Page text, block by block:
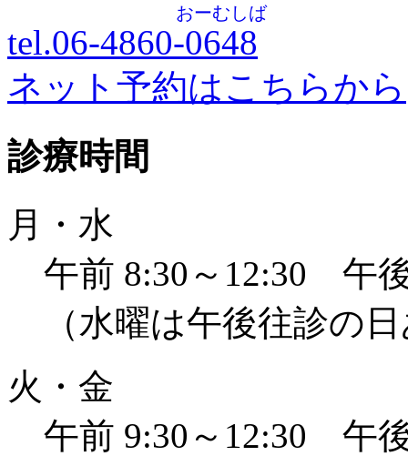
tel.06-4860-0648
おーむしば
ネット予約はこちらから
診療時間
月・水
午前 8:30～12:30 午
（水曜は午後往診の
火・金
午前 9:30～12:30 午